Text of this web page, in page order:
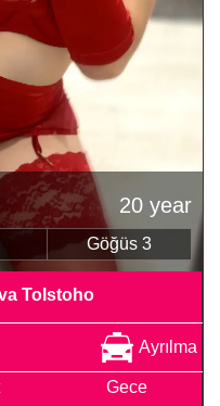
20 year
Göğüs 3
Tolstoho
Ayrılma
Gece